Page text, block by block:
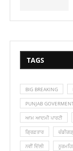
TAGS
BIG BREAKING
PUNJAB
ਆਮ ਆਦਮੀ ਪਾਰਟੀ
ਗ੍ਰਿਫ਼ਤਾਰ ਚੰਡੀਗੜ੍
ਨਵੀਂ ਦਿੱਲੀ